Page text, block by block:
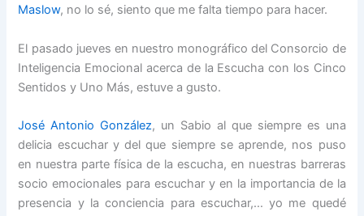
Maslow, no lo sé, siento que me falta tiempo para hacer.
El pasado jueves en nuestro monográfico del Consorcio de
Inteligencia Emocional acerca de la Escucha con los Cinco
Sentidos y Uno Más, estuve a gusto.
José Antonio González, un Sabio al que siempre es una
delicia escuchar y del que siempre se aprende, nos puso
en nuestra parte física de la escucha, en nuestras barreras
socio emocionales para escuchar y en la importancia de la
presencia y la conciencia para escuchar,… yo me quedé